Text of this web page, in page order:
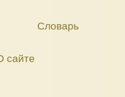
Словарь
сайте